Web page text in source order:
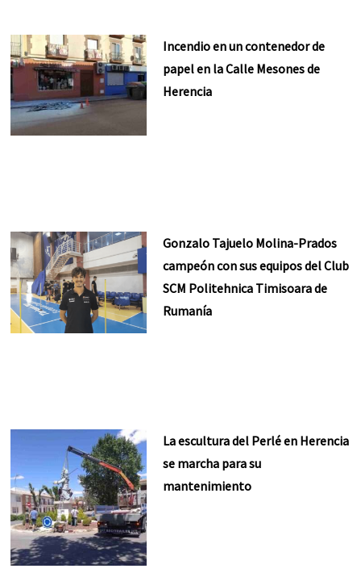
Incendio en un contenedor de
papel en la Calle Mesones de
Herencia
Gonzalo Tajuelo Molina-Prados
campeón con sus equipos del Club
SCM Politehnica Timisoara de
Rumanía
La escultura del Perlé en Herencia
se marcha para su
mantenimiento